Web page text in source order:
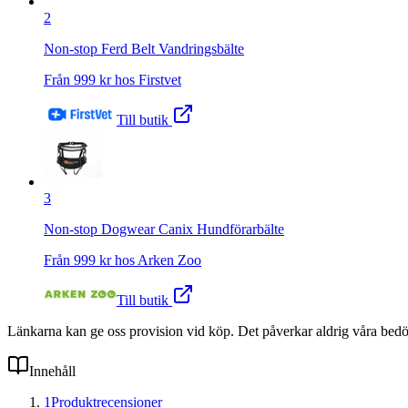
2
Non-stop Ferd Belt Vandringsbälte
Från 999 kr hos Firstvet
Till butik
3
Non-stop Dogwear Canix Hundförarbälte
Från 999 kr hos Arken Zoo
Till butik
Länkarna kan ge oss provision vid köp. Det påverkar aldrig våra
Innehåll
1Produktrecensioner